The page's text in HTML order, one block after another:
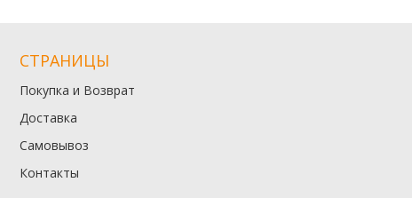
СТРАНИЦЫ
Покупка и Возврат
Доставка
Самовывоз
Контакты